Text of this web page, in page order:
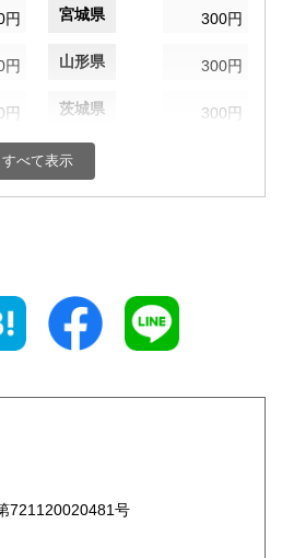
円 宮城県 300円
円 山形県 300円
円 茨城県 300円
円 群馬県
千葉県
円 富山県
円 福井県
円 300円
すべて表示
721120020481号